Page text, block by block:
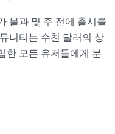
불과 몇 주 전에 출시를
니티는 수천 달러의 상
한 모든 유저들에게 분